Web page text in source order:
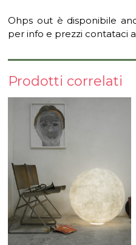
Ohps out è disponibile
per info e prezzi contataci
Prodotti correlati